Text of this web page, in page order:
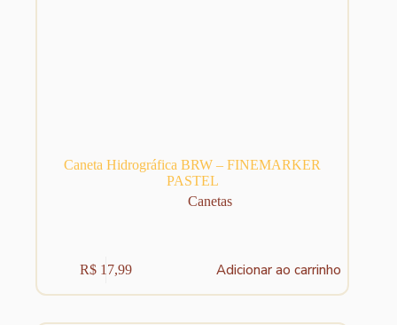
Caneta Hidrográfica BRW – FINEMARKER
PASTEL
Canetas
R$ 17,99 Adicionar ao carrinho